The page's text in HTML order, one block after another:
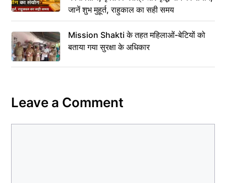
जानें शुभ मुहूर्त, राहुकाल का सही समय
Mission Shakti के तहत महिलाओं-बेटियों को
बताया गया सुरक्षा के अधिकार
Leave a Comment